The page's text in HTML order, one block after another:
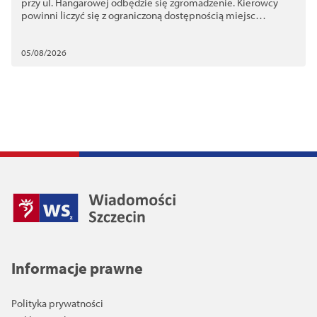
powinni liczyć się z ograniczoną dostępnością miejsc
05/08/2026
Informacje prawne
Polityka prywatności